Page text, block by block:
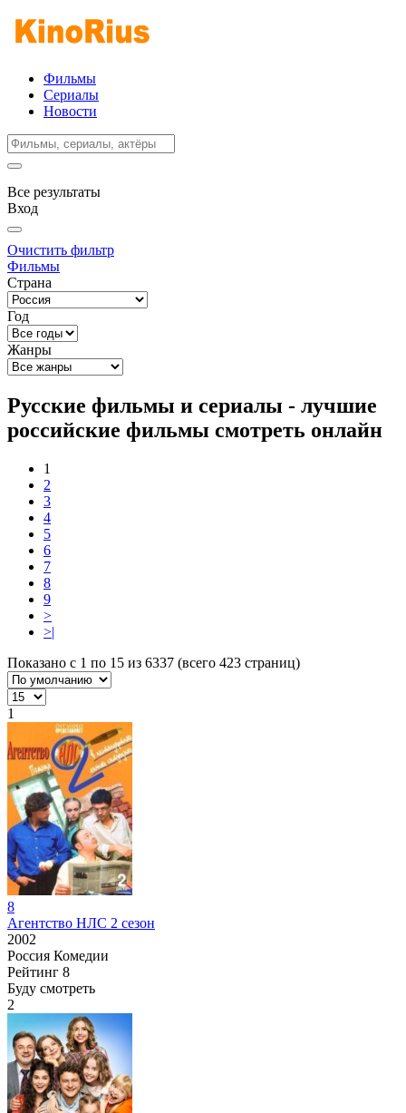
Фильмы
Сериалы
Новости
Все результаты
Вход
Очистить фильтр
Фильмы
Страна
Год
Жанры
Русские фильмы и сериалы - лучшие
российские фильмы смотреть онлайн
1
2
3
4
5
6
7
8
9
>
>|
Показано с 1 по 15 из 6337 (всего 423 страниц)
1
8
Агентство НЛС 2 сезон
2002
Россия Комедии
Рейтинг 8
Буду смотреть
2